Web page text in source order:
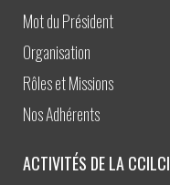
Mot du Président
Organisation
Rôles et Missions
Nos Adhérents
ACTIVITÉS DE LA CCILCI